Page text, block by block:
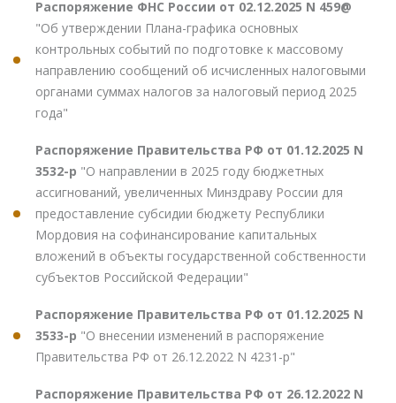
Распоряжение ФНС России от 02.12.2025 N 459@
"Об утверждении Плана-графика основных
контрольных событий по подготовке к массовому
направлению сообщений об исчисленных налоговыми
органами суммах налогов за налоговый период 2025
года"
Распоряжение Правительства РФ от 01.12.2025 N
3532-р "О направлении в 2025 году бюджетных
ассигнований, увеличенных Минздраву России для
предоставление субсидии бюджету Республики
Мордовия на софинансирование капитальных
вложений в объекты государственной собственности
субъектов Российской Федерации"
Распоряжение Правительства РФ от 01.12.2025 N
3533-р "О внесении изменений в распоряжение
Правительства РФ от 26.12.2022 N 4231-р"
Распоряжение Правительства РФ от 26.12.2022 N